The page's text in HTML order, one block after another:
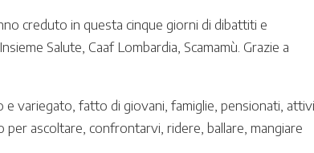
creduto in questa cinque giorni di dibattiti e
Salute, Caaf Lombardia, Scamamù. Grazie a
e variegato, fatto di giovani, famiglie, pensionati,
ascoltare, confrontarvi, ridere, ballare, mangiare